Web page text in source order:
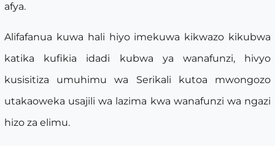
afya.
Alifafanua kuwa hali hiyo imekuwa kikwazo kikubwa
katika kufikia idadi kubwa ya wanafunzi, hivyo
kusisitiza umuhimu wa Serikali kutoa mwongozo
utakaoweka usajili wa lazima kwa wanafunzi wa ngazi
hizo za elimu.